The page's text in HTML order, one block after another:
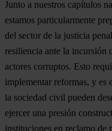
Junto a nuestros capítulos
estamos particularmente
del sector de la justicia
resiliencia ante la incursión
actores corruptos. Esto
implementar reformas, y es
la sociedad civil pueden
ejercer una presión
instituciones en reclamo de